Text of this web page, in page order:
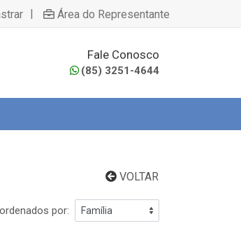
| Área do Representante
Fale Conosco
(85) 3251-4644
VOLTAR
por: